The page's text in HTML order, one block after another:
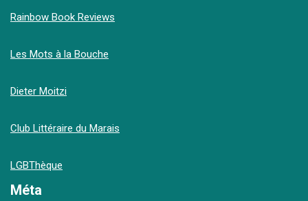
Rainbow Book Reviews
Les Mots à la Bouche
Dieter Moitzi
Club Littéraire du Marais
LGBThèque
Méta